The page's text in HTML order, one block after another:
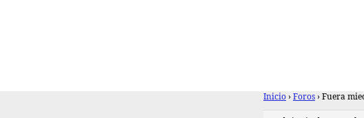
Inicio › Foros › Fuera